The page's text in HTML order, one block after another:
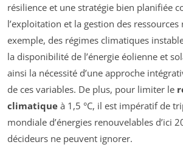
résilience et une stratégie bien planifiée
l’exploitation et la gestion des
exemple, des régimes climatiques
la disponibilité de l’énergie éolienne et
ainsi la nécessité d’une approche
de ces variables. De plus, pour limiter le
climatique à 1,5 °C, il est impératif de
mondiale d’énergies renouvelables d’ici
décideurs ne peuvent ignorer.